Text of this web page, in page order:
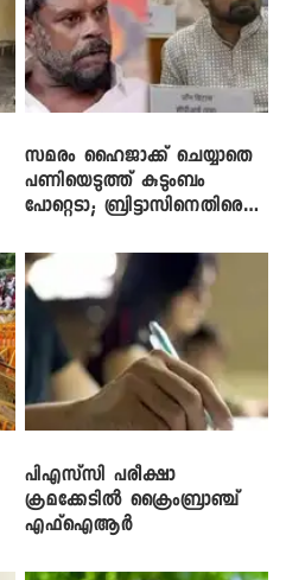
സമരം ഹൈജാക്ക് ചെയ്യാതെ
പണിയെടുത്ത് കുടുംബം
പോറ്റെടാ; ബ്രിട്ടാസിനെതിരെ
പിഎസ്‌സി പരീക്ഷാ
ക്രമക്കേ‌ടിൽ ക്രൈംബ്രാഞ്ച്
എഫ്ഐആർ